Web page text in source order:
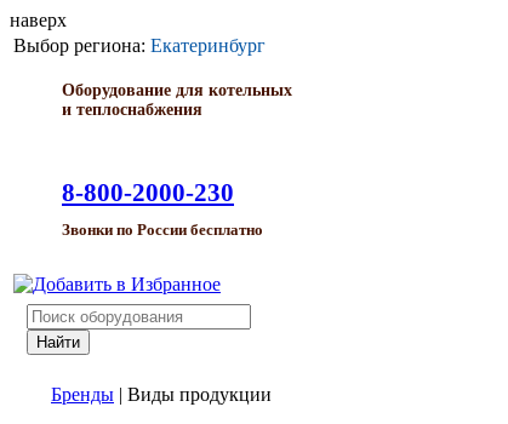
наверх
Выбор региона: Екатеринбург
Оборудование для котельных
и теплоснабжения
8-800-2000-230
Звонки по России бесплатно
Бренды | Виды продукции